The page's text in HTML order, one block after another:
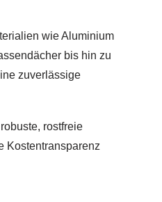
wie Aluminium
bis hin zu
zuverlässige
rostfreie
Kostentransparenz